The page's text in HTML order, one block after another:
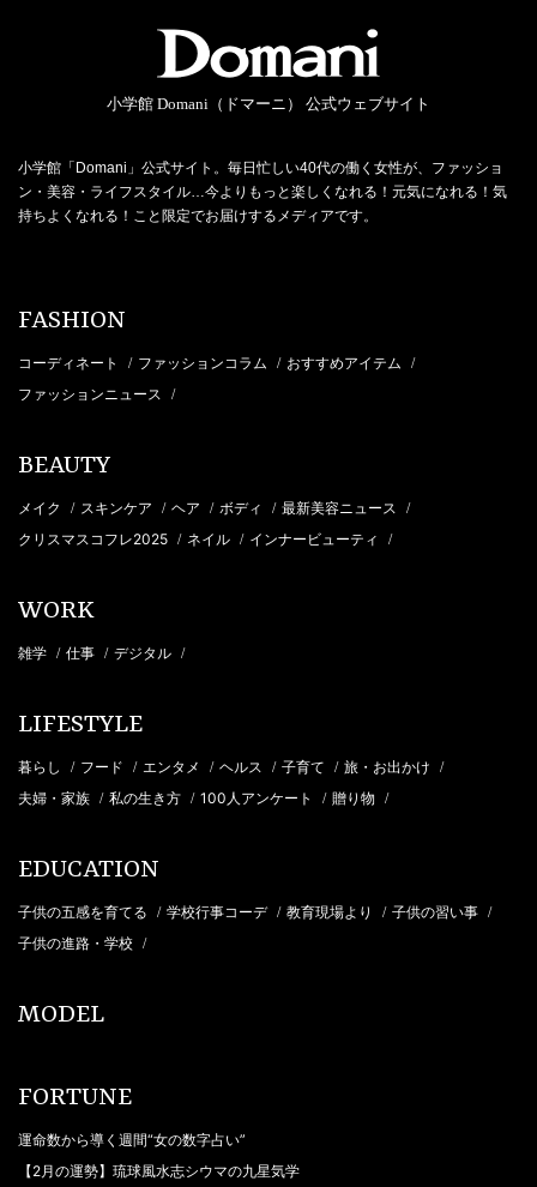
小学館 Domani（ドマーニ） 公式ウェブサイト
小学館「Domani」公式サイト。毎日忙しい40代の働く女性が、ファッショ
ン・美容・ライフスタイル…今よりもっと楽しくなれる！元気になれる！気
持ちよくなれる！こと限定でお届けするメディアです。
FASHION
コーディネート / ファッションコラム / おすすめアイテム /
ファッションニュース /
BEAUTY
メイク / スキンケア / ヘア / ボディ / 最新美容ニュース /
クリスマスコフレ2025 / ネイル / インナービューティ /
WORK
雑学 / 仕事 / デジタル /
LIFESTYLE
暮らし / フード / エンタメ / ヘルス / 子育て / 旅・お出かけ /
夫婦・家族 / 私の生き方 / 100人アンケート / 贈り物 /
EDUCATION
子供の五感を育てる / 学校行事コーデ / 教育現場より / 子供の習い事 /
子供の進路・学校 /
MODEL
FORTUNE
運命数から導く週間“女の数字占い”
【2月の運勢】琉球風水志シウマの九星気学